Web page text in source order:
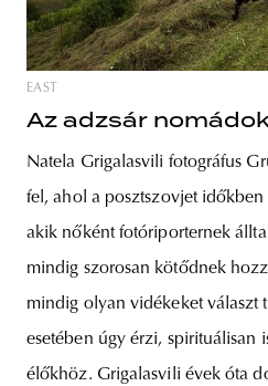
EAST
Az adzsár
Natela Grigalasvili fotográfus
fel, ahol a posztszovjet
akik nőként fotóriporternek
mindig szorosan kötődnek
mindig olyan vidékeket választ
esetében úgy érzi, spirituálisan
élőkhöz. Grigalasvili évek óta